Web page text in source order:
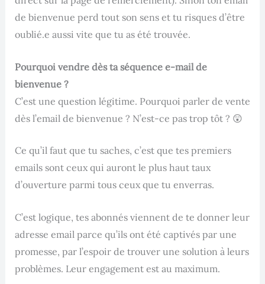
de bienvenue perd tout son sens et tu risques d’être
oublié.e aussi vite que tu as été trouvée.
Pourquoi vendre dès ta séquence e-mail de
bienvenue ?
C’est une question légitime. Pourquoi parler de vente
dès l’email de bienvenue ? N’est-ce pas trop tôt ? 😲
Ce qu’il faut que tu saches, c’est que tes premiers
emails sont ceux qui auront le plus haut taux
d’ouverture parmi tous ceux que tu enverras.
C’est logique, tes abonnés viennent de te donner leur
adresse email parce qu’ils ont été captivés par une
promesse, par l’espoir de trouver une solution à leurs
problèmes. Leur engagement est au maximum.